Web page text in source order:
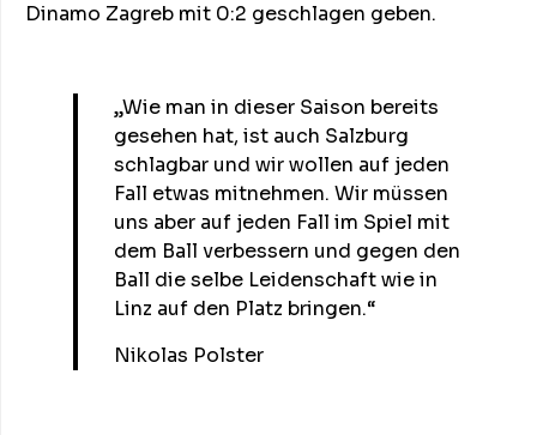
Dinamo Zagreb mit 0:2 geschlagen geben.
„Wie man in dieser Saison bereits
gesehen hat, ist auch Salzburg
schlagbar und wir wollen auf jeden
Fall etwas mitnehmen. Wir müssen
uns aber auf jeden Fall im Spiel mit
dem Ball verbessern und gegen den
Ball die selbe Leidenschaft wie in
Linz auf den Platz bringen.“
Nikolas Polster